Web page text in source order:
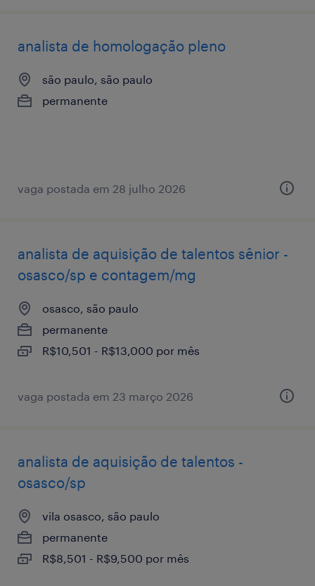
analista de homologação pleno
são paulo, são paulo
permanente
vaga postada em 28 julho 2026
analista de aquisição de talentos sênior -
osasco/sp e contagem/mg
osasco, são paulo
permanente
R$10,501 - R$13,000 por mês
vaga postada em 23 março 2026
analista de aquisição de talentos -
osasco/sp
vila osasco, são paulo
permanente
R$8,501 - R$9,500 por mês